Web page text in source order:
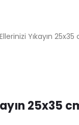
Ellerinizi Yıkayın
25x35